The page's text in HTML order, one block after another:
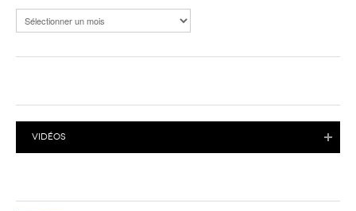
Archives
VIDÉOS